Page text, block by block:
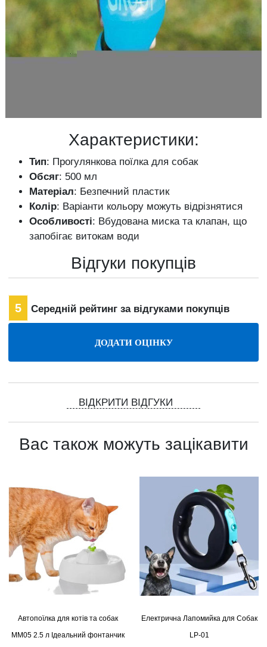
Характеристики:
Тип: Прогулянкова поїлка для собак
Обсяг: 500 мл
Матеріал: Безпечний пластик
Колір: Варіанти кольору можуть відрізнятися
Особливості: Вбудована миска та клапан, що
запобігає витокам води
Відгуки покупців
5 Середній рейтинг за відгуками покупців
ВІДКРИТИ ВІДГУКИ
Вас також можуть зацікавити
Автопоїлка для котів та собак
MM05 2.5 л Ідеальний фонтанчик
Електрична Лапомийка для Собак
LP-01